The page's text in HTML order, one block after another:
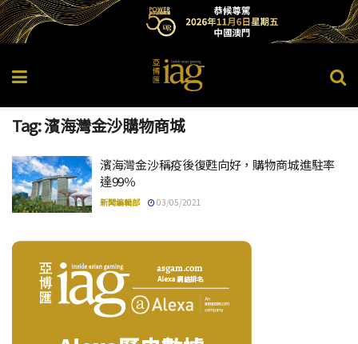
Tag:濱海灣金沙購物商城
濱海灣金沙稱疫後復甦向好，購物商城進駐率
達99％
新聞編輯部 03/05/2021